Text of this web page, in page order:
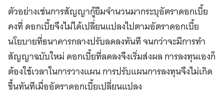
ตัวอย่างเช่นการสัญญากู้ยืมจำนวนมากระบุอัตราดอกเบี้ย
คงที่ ดอกเบี้ยจึงไม่ได้เปลี่ยนแปลงไปตามอัตราดอกเบี้ย
นโยบายที่ธนาคารกลางปรับลดลงทันที จนกว่าจะมีการทำ
สัญญาฉบับใหม่ ดอกเบี้ยที่ลดลงจึงเริ่มส่งผล การลงทุนเองก็
ต้องใช้เวลาในการวางแผน การปรับแผนการลงทุนจึงไม่เกิด
ขึ้นทันทีเมื่ออัตราดอกเบี้ยเปลี่ยนแปลง